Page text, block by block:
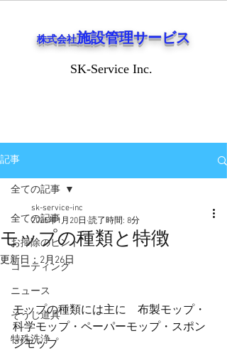
株式会社施設管理サービス
SK-Service Inc.
SK-Service Inc.
記事
全ての記事
お掃除のヒント
コーティング
ニュース
そうじ道具
特殊洗浄
全ての記事
モップの種類と特徴
sk-service-inc
2025年1月20日 読了時間: 8分
更新日：2月26日
モップの種類には主に　布製モップ・
科学モップ・ペーパーモップ・スポン
ジモップ